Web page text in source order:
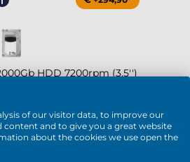
HDD 7200rpm (3.5'')
€ +169,90*
of our visitor data, to improve our
content and to give you a great website
about the cookies we use open the